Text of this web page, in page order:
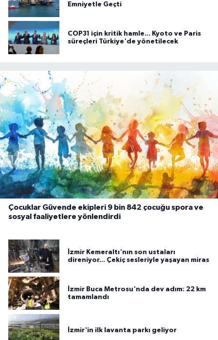
Emniyetle Geçti
COP31 için kritik hamle... Kyoto ve Paris
süreçleri Türkiye'de yönetilecek
Çocuklar Güvende ekipleri 9 bin 842 çocuğu spora ve
sosyal faaliyetlere yönlendirdi
İzmir Kemeraltı'nın son ustaları
direniyor... Çekiç sesleriyle yaşayan miras
İzmir Buca Metrosu'nda dev adım: 22 km
tamamlandı
İzmir'in ilk lavanta parkı geliyor